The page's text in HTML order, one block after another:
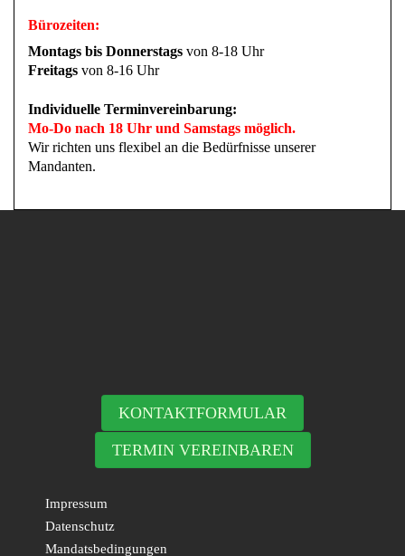
Bürozeiten:
Montags bis Donnerstags von 8-18 Uhr
Freitags von 8-16 Uhr
Individuelle Terminvereinbarung:
Mo-Do nach 18 Uhr und Samstags möglich.
Wir richten uns flexibel an die Bedürfnisse unserer
Mandanten.
KONTAKTFORMULAR
TERMIN VEREINBAREN
Impressum
Datenschutz
Mandatsbedingungen